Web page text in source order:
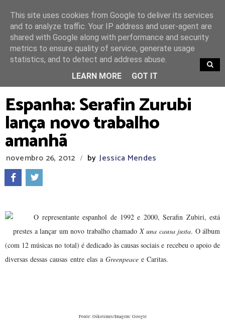
TRENDING
Espanha: Serafin Zurubi
lança novo trabalho
amanhã
novembro 26, 2012 / by Jessica Mendes
O representante espanhol de 1992 e 2000, Serafin Zubiri, está
prestes a lançar um novo trabalho chamadoX una causa justa. O álbum
(com 12 músicas no total) é dedicado às causas sociais e recebeu o apoio de
diversas dessas causas entre elas aGreenpeacee Caritas.
Fonte: Oikotimes/Imagem: Google
This site uses cookies from Google to deliver its services
and to analyze traffic. Your IP address and user-agent are
shared with Google along with performance and security
metrics to ensure quality of service, generate usage
statistics, and to detect and address abuse.
LEARN MORE
GOT IT